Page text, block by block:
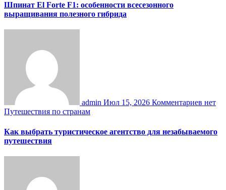
Шпинат El Forte F1: особенности всесезонного
выращивания полезного гибрида
admin Июл 15, 2026 Комментариев нет
Путешествия по странам
Как выбрать туристическое агентство для незабываемого
путешествия